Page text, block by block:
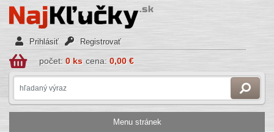
Prihlásiť Registrovať
počet: 0 ks cena: 0,00 €
Menu stránek